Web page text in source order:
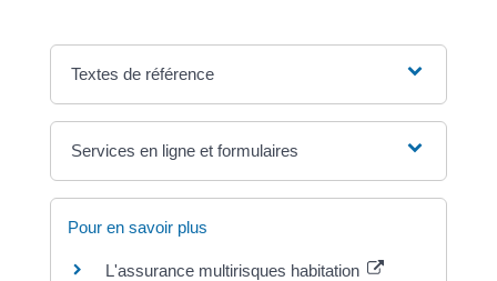
Textes de référence
Services en ligne et formulaires
Pour en savoir plus
L'assurance multirisques habitation